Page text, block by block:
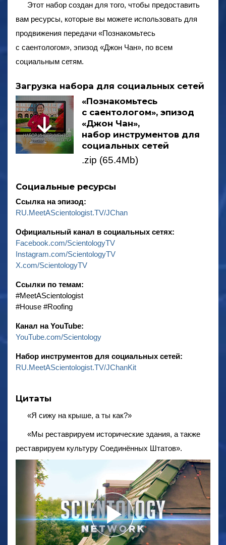
Этот набор создан для того, чтобы предоставить
вам ресурсы, которые вы можете использовать для
продвижения передачи «Познакомьтесь
с саентологом», эпизод «Джон Чан», по всем
социальным сетям.
Загрузка набора для социальных сетей
«Познакомьтесь
с саентологом», эпизод
«Джон Чан»,
набор инструментов для
социальных сетей
.zip (65.4Mb)
Социальные ресурсы
Ссылка на эпизод:
RU.MeetAScientologist.TV/JChan
Официальный канал в социальных сетях:
Facebook.com/ScientologyTV
Instagram.com/ScientologyTV
X.com/ScientologyTV
Ссылки по темам:
‎#MeetAScientologist
‎#House ‎#Roofing
Канал на YouTube:
YouTube.com/Scientology
Набор инструментов для социальных сетей:
RU.MeetAScientologist.TV/JChanKit
Цитаты
«Я сижу на крыше, а ты как?»
«Мы реставрируем исторические здания, а также
реставрируем культуру Соединённых Штатов».